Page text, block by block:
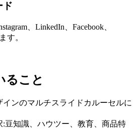
ド
、LinkedIn、Facebook、
す。
ること
インのマルチスライドカルーセルに
:豆知識、ハウツー、教育、商品特